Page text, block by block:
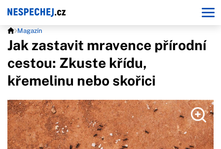
Magazín
Jak zastavit mravence přírodní
cestou: Zkuste křídu,
křemelinu nebo skořici